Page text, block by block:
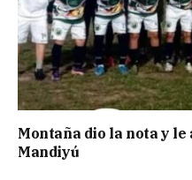
Montaña dio la nota y
Mandiyú